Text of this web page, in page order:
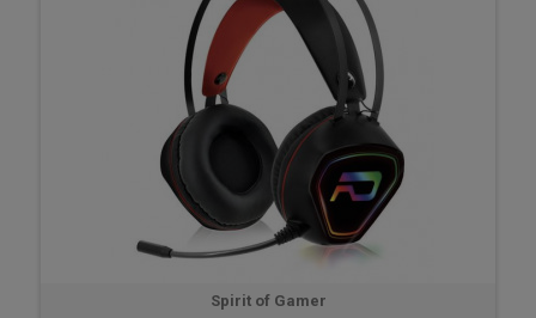
Spirit of Gamer